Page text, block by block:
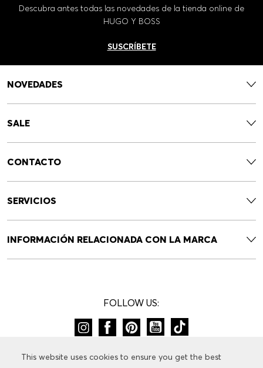
This website uses cookies to ensure you get the best
This website uses cookies to ensure you get the best
Descubra antes todas las novedades de la tienda online de
HUGO Y BOSS
SUSCRÍBETE
NOVEDADES
SALE
CONTACTO
SERVICIOS
INFORMACIÓN RELACIONADA CON LA MARCA
FOLLOW US:
CAMBIAR DE PAÍS: